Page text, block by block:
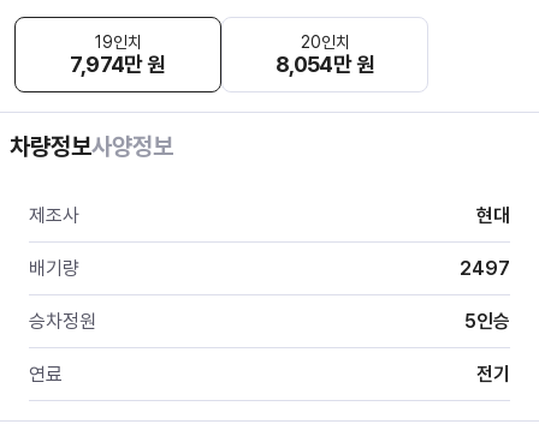
19인치
7,974만 원
20인치
8,054만 원
차량정보사양정보
제조사 현대
배기량 2497
승차정원 5인승
연료 전기